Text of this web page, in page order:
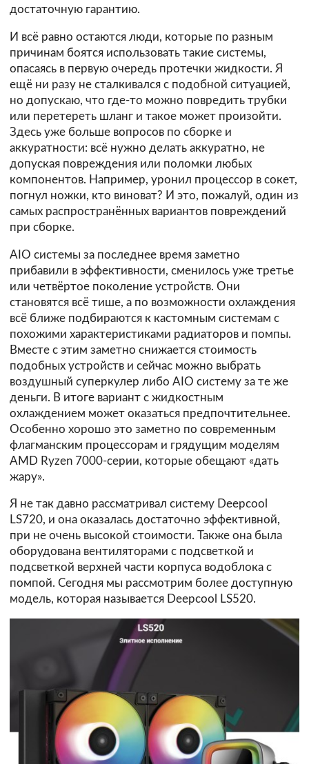
достаточную гарантию.
И всё равно остаются люди, которые по разным
причинам боятся использовать такие системы,
опасаясь в первую очередь протечки жидкости. Я
ещё ни разу не сталкивался с подобной ситуацией,
но допускаю, что где-то можно повредить трубки
или перетереть шланг и такое может произойти.
Здесь уже больше вопросов по сборке и
аккуратности: всё нужно делать аккуратно, не
допуская повреждения или поломки любых
компонентов. Например, уронил процессор в сокет,
погнул ножки, кто виноват? И это, пожалуй, один из
самых распространённых вариантов повреждений
при сборке.
AIO системы за последнее время заметно
прибавили в эффективности, сменилось уже третье
или четвёртое поколение устройств. Они
становятся всё тише, а по возможности охлаждения
всё ближе подбираются к кастомным системам с
похожими характеристиками радиаторов и помпы.
Вместе с этим заметно снижается стоимость
подобных устройств и сейчас можно выбрать
воздушный суперкулер либо AIO систему за те же
деньги. В итоге вариант с жидкостным
охлаждением может оказаться предпочтительнее.
Особенно хорошо это заметно по современным
флагманским процессорам и грядущим моделям
AMD Ryzen 7000-серии, которые обещают «дать
жару».
Я не так давно рассматривал систему Deepcool
LS720, и она оказалась достаточно эффективной,
при не очень высокой стоимости. Также она была
оборудована вентиляторами с подсветкой и
подсветкой верхней части корпуса водоблока с
помпой. Сегодня мы рассмотрим более доступную
модель, которая называется Deepcool LS520.